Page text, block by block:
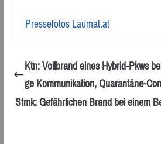
Pressefotos Laumat.at
Ktn: Vollbrand eines Hybrid-Pkws
ge Kommunikation, Quarantäne-
Stmk: Gefährlichen Brand bei einem